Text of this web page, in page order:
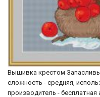
Вышивка крестом
сложность - средняя,
производитель - бесплатная